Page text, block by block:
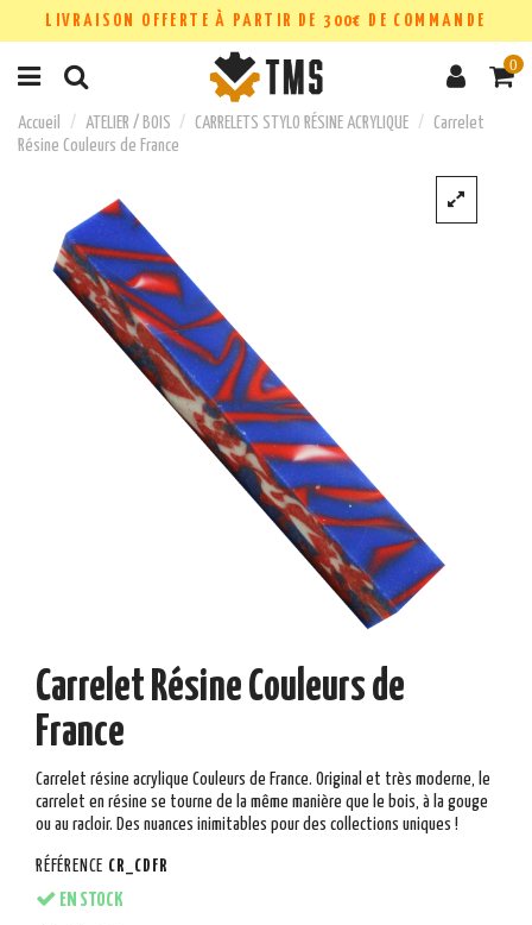
LIVRAISON OFFERTE À PARTIR DE 300€ DE COMMANDE
0
Accueil ATELIER / BOIS CARRELETS STYLO RÉSINE ACRYLIQUE
Carrelet
Résine Couleurs de France
Carrelet Résine Couleurs de
France
Carrelet résine acrylique Couleurs de France. Original et très moderne, le
carrelet en résine se tourne de la même manière que le bois, à la gouge
ou au racloir. Des nuances inimitables pour des collections uniques !
RÉFÉRENCE CR_CDFR
EN STOCK